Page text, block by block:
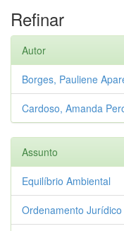
Refinar
Autor
Borges, Pauliene
Cardoso, Amanda
Assunto
Equilíbrio Ambiental
Ordenamento Jurídico